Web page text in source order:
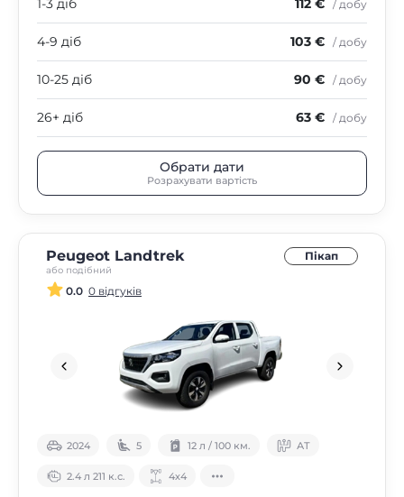
1-3 діб 112 € / добу
4-9 діб 103 € / добу
10-25 діб 90 € / добу
26+ діб 63 € / добу
Обрати дати
Розрахувати вартість
Peugeot Landtrek
або подібний
Пікап
0.0 0 відгуків
2024 5 12 л / 100 км. АТ
2.4 л 211 к.с. 4х4